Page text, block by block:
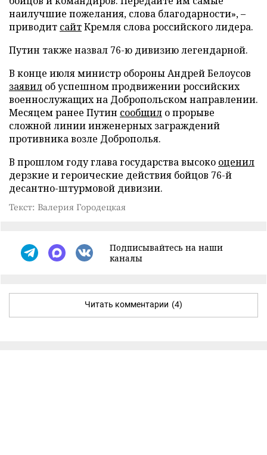
наилучшие пожелания, слова благодарности», –
приводит сайтКремля слова российского лидера.
Путин также назвал 76-ю дивизию легендарной.
В конце июля министр обороны Андрей Белоусов
заявил об успешном продвижении российских
военнослужащих на Добропольском направлении.
Месяцем ранее Путин сообщил о прорыве
сложной линии инженерных заграждений
противника возле Доброполья.
В прошлом году глава государства высоко оценил
дерзкие и героические действия бойцов 76-й
десантно-штурмовой дивизии.
Текст: Валерия Городецкая
Подписывайтесь на наши
каналы
Читать комментарии (4)